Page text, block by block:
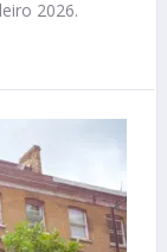
2026.